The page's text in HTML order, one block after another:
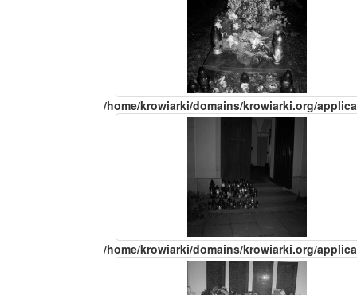
/home/krowiarki/domains/krowiarki.org/
/home/krowiarki/domains/krowiarki.org/